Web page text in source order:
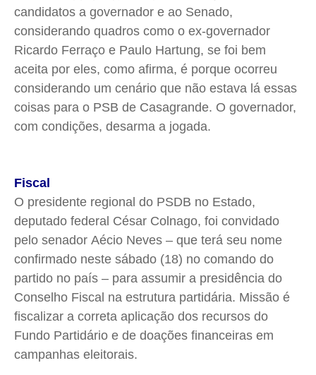
candidatos a governador e ao Senado,
considerando quadros como o ex-governador
Ricardo Ferraço e Paulo Hartung, se foi bem
aceita por eles, como afirma, é porque ocorreu
considerando um cenário que não estava lá essas
coisas para o PSB de Casagrande. O governador,
com condições, desarma a jogada.
Fiscal
O presidente regional do PSDB no Estado,
deputado federal César Colnago, foi convidado
pelo senador Aécio Neves – que terá seu nome
confirmado neste sábado (18) no comando do
partido no país – para assumir a presidência do
Conselho Fiscal na estrutura partidária. Missão é
fiscalizar a correta aplicação dos recursos do
Fundo Partidário e de doações financeiras em
campanhas eleitorais.